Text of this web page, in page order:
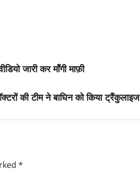
जारी कर माँगी माफ़ी
की टीम ने बाघिन को किया ट्रैंकुलाइज
*